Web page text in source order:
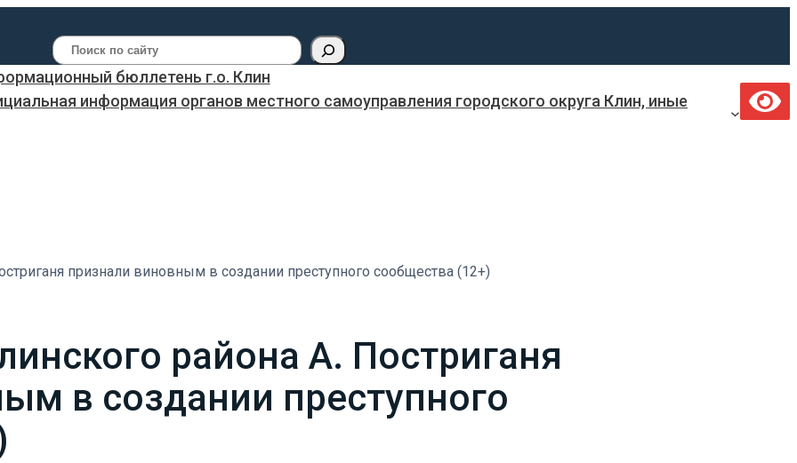
Поиск
бюллетень г.о. Клин
информация органов местного самоуправления городского округа Клин, иные
признали виновным в создании преступного сообщества (12+)
района А. Постриганя
в создании преступного